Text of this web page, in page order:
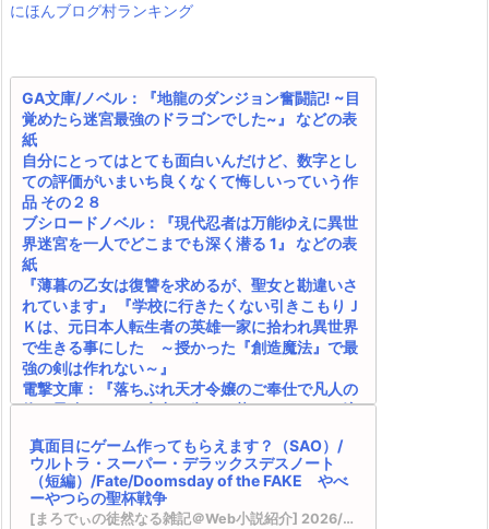
にほんブログ村ランキング
GA文庫/ノベル：『地龍のダンジョン奮闘記! ~目
覚めたら迷宮最強のドラゴンでした~』 などの表
紙
自分にとってはとても面白いんだけど、数字とし
ての評価がいまいち良くなくて悔しいっていう作
品 その２８
ブシロードノベル：『現代忍者は万能ゆえに異世
界迷宮を一人でどこまでも深く潜る 1』 などの表
紙
『薄暮の乙女は復讐を求めるが、聖女と勘違いさ
れています』 『学校に行きたくない引きこもりＪ
Ｋは、元日本人転生者の英雄一家に拾われ異世界
で生きる事にした ～授かった『創造魔法』で最
強の剣は作れない～』
電撃文庫：『落ちぶれ天才令嬢のご奉仕で凡人の
俺は最強になる ~魔力を失って落ちこぼれたお嬢
表紙
カクヨム：『終末世界の帰還錬金術師 ～日本に
戻ったら人類と悪魔が戦争をしていましたが、異
世界で勇者になれなかった俺達はスルーして適当
真面目にゲーム作ってもらえます？（SAO）/
ウルトラ・スーパー・デラックスデスノート
（短編）/Fate/Doomsday of the FAKE やべ
ーやつらの聖杯戦争
[まろでぃの徒然なる雑記＠Web小説紹介] 2026/08/09 08:20